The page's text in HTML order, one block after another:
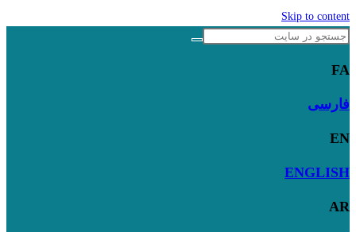
Skip to content
FA
فارسی
EN
ENGLISH
AR